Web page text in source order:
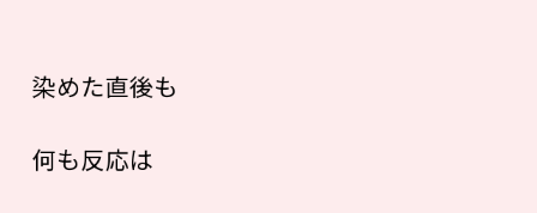
染めた直後も
何も反応は